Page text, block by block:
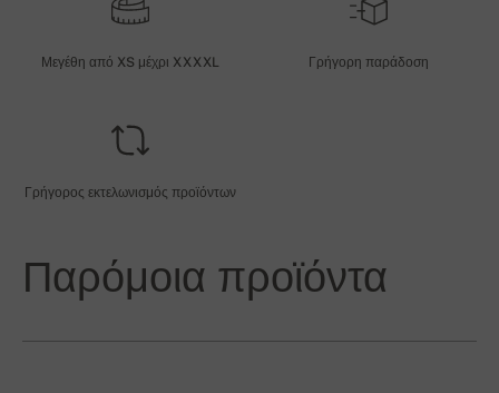
Μεγέθη από XS μέχρι XXXXL Γρήγορη παράδοση
Γρήγορος εκτελωνισμός προϊόντων
Παρόμοια προϊόντα